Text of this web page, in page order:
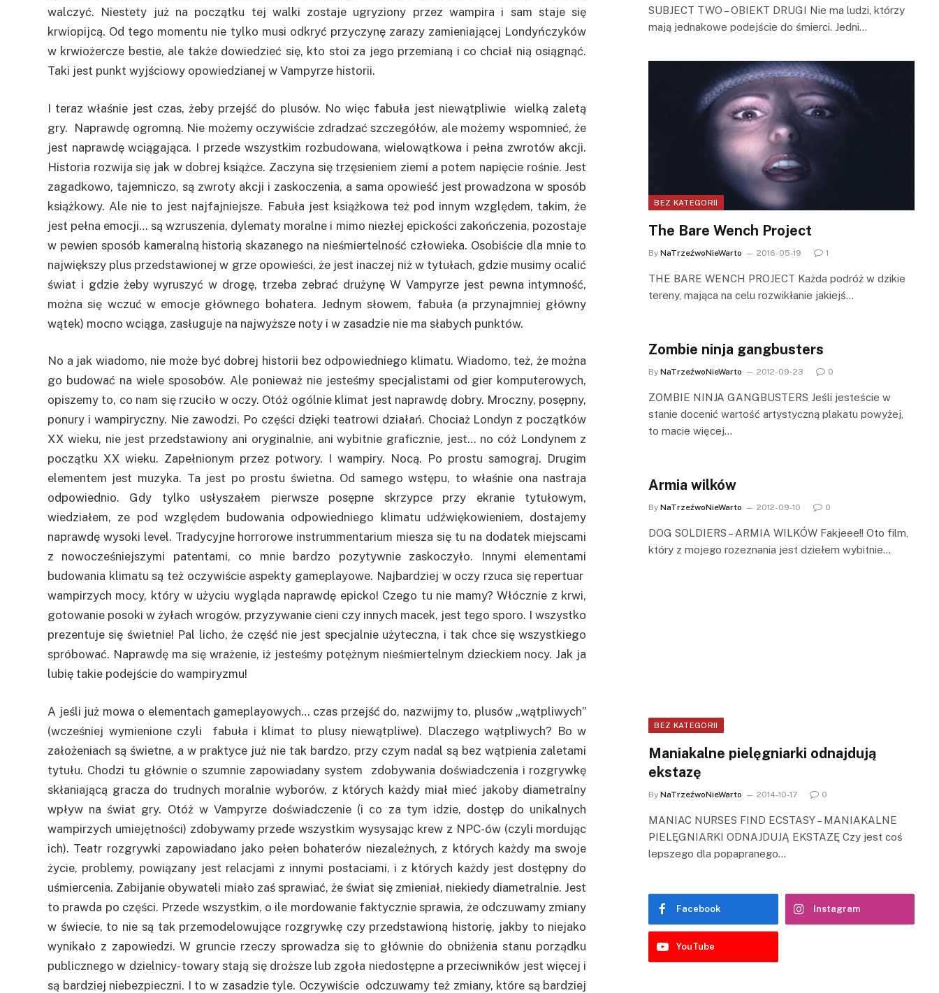
walczyć. Niestety już na początku tej walki zostaje ugryziony przez wampira i sam staje się
krwiopijcą. Od tego momentu nie tylko musi odkryć przyczynę zarazy zamieniającej Londyńczyków
w krwiożercze bestie, ale także dowiedzieć się, kto stoi za jego przemianą i co chciał nią osiągnąć.
Taki jest punkt wyjściowy opowiedzianej w Vampyrze historii.
I teraz właśnie jest czas, żeby przejść do plusów. No więc fabuła jest niewątpliwie wielką zaletą
gry. Naprawdę ogromną. Nie możemy oczywiście zdradzać szczegółów, ale możemy wspomnieć, że
jest naprawdę wciągająca. I przede wszystkim rozbudowana, wielowątkowa i pełna zwrotów akcji.
Historia rozwija się jak w dobrej książce. Zaczyna się trzęsieniem ziemi a potem napięcie rośnie. Jest
zagadkowo, tajemniczo, są zwroty akcji i zaskoczenia, a sama opowieść jest prowadzona w sposób
książkowy. Ale nie to jest najfajniejsze. Fabuła jest książkowa też pod innym względem, takim, że
jest pełna emocji… są wzruszenia, dylematy moralne i mimo niezłej epickości zakończenia, pozostaje
w pewien sposób kameralną historią skazanego na nieśmiertelność człowieka. Osobiście dla mnie to
największy plus przedstawionej w grze opowieści, że jest inaczej niż w tytułach, gdzie musimy ocalić
świat i gdzie żeby wyruszyć w drogę, trzeba zebrać drużynę W Vampyrze jest pewna intymność,
można się wczuć w emocje głównego bohatera. Jednym słowem, fabuła (a przynajmniej główny
wątek) mocno wciąga, zasługuje na najwyższe noty i w zasadzie nie ma słabych punktów.
No a jak wiadomo, nie może być dobrej historii bez odpowiedniego klimatu. Wiadomo, też, że można
go budować na wiele sposobów. Ale ponieważ nie jesteśmy specjalistami od gier komputerowych,
opiszemy to, co nam się rzuciło w oczy. Otóż ogólnie klimat jest naprawdę dobry. Mroczny, posępny,
ponury i wampiryczny. Nie zawodzi. Po części dzięki teatrowi działań. Chociaż Londyn z początków
XX wieku, nie jest przedstawiony ani oryginalnie, ani wybitnie graficznie, jest… no cóż Londynem z
początku XX wieku. Zapełnionym przez potwory. I wampiry. Nocą. Po prostu samograj. Drugim
elementem jest muzyka. Ta jest po prostu świetna. Od samego wstępu, to właśnie ona nastraja
odpowiednio. Gdy tylko usłyszałem pierwsze posępne skrzypce przy ekranie tytułowym,
wiedziałem, ze pod względem budowania odpowiedniego klimatu udźwiękowieniem, dostajemy
naprawdę wysoki level. Tradycyjne horrorowe instrummentarium miesza się tu na dodatek miejscami
z nowocześniejszymi patentami, co mnie bardzo pozytywnie zaskoczyło. Innymi elementami
budowania klimatu są też oczywiście aspekty gameplayowe. Najbardziej w oczy rzuca się repertuar
wampirzych mocy, który w użyciu wygląda naprawdę epicko! Czego tu nie mamy? Włócznie z krwi,
gotowanie posoki w żyłach wrogów, przyzywanie cieni czy innych macek, jest tego sporo. I wszystko
prezentuje się świetnie! Pal licho, że część nie jest specjalnie użyteczna, i tak chce się wszystkiego
spróbować. Naprawdę ma się wrażenie, iż jesteśmy potężnym nieśmiertelnym dzieckiem nocy. Jak ja
lubię takie podejście do wampiryzmu!
A jeśli już mowa o elementach gameplayowych… czas przejść do, nazwijmy to, plusów „wątpliwych”
(wcześniej wymienione czyli fabuła i klimat to plusy niewątpliwe). Dlaczego wątpliwych? Bo w
założeniach są świetne, a w praktyce już nie tak bardzo, przy czym nadal są bez wątpienia zaletami
tytułu. Chodzi tu głównie o szumnie zapowiadany system zdobywania doświadczenia i rozgrywkę
skłaniającą gracza do trudnych moralnie wyborów, z których każdy miał mieć jakoby diametralny
wpływ na świat gry. Otóż w Vampyrze doświadczenie (i co za tym idzie, dostęp do unikalnych
wampirzych umiejętności) zdobywamy przede wszystkim wysysając krew z NPC-ów (czyli mordując
ich). Teatr rozgrywki zapowiadano jako pełen bohaterów niezależnych, z których każdy ma swoje
życie, problemy, powiązany jest relacjami z innymi postaciami, i z których każdy jest dostępny do
uśmiercenia. Zabijanie obywateli miało zaś sprawiać, że świat się zmieniał, niekiedy diametralnie. Jest
to prawda po części. Przede wszystkim, o ile mordowanie faktycznie sprawia, że odczuwamy zmiany
w świecie, to nie są tak przemodelowujące rozgrywkę czy przedstawioną historię, jakby to niejako
wynikało z zapowiedzi. W gruncie rzeczy sprowadza się to głównie do obniżenia stanu porządku
publicznego w dzielnicy- towary stają się droższe lub zgoła niedostępne a przeciwników jest więcej i
są bardziej niebezpieczni. I to w zasadzie tyle. Oczywiście odczuwamy też zmiany, które są bardziej
SUBJECT TWO – OBIEKT DRUGI Nie ma ludzi, którzy
mają jednakowe podejście do śmierci. Jedni…
BEZ KATEGORII
The Bare Wench Project
By NaTrzeźwoNieWarto 2016-05-19 1
THE BARE WENCH PROJECT Każda podróż w dzikie
tereny, mająca na celu rozwikłanie jakiejś…
Zombie ninja gangbusters
By NaTrzeźwoNieWarto 2012-09-23 0
ZOMBIE NINJA GANGBUSTERS Jeśli jesteście w
stanie docenić wartość artystyczną plakatu powyżej,
to macie więcej…
Armia wilków
By NaTrzeźwoNieWarto 2012-09-10 0
DOG SOLDIERS – ARMIA WILKÓW Fakjeee!! Oto film,
który z mojego rozeznania jest dziełem wybitnie…
BEZ KATEGORII
Maniakalne pielęgniarki odnajdują
ekstazę
By NaTrzeźwoNieWarto 2014-10-17 0
MANIAC NURSES FIND ECSTASY – MANIAKALNE
PIELĘGNIARKI ODNAJDUJĄ EKSTAZĘ Czy jest coś
lepszego dla popapranego…
Facebook Instagram
YouTube